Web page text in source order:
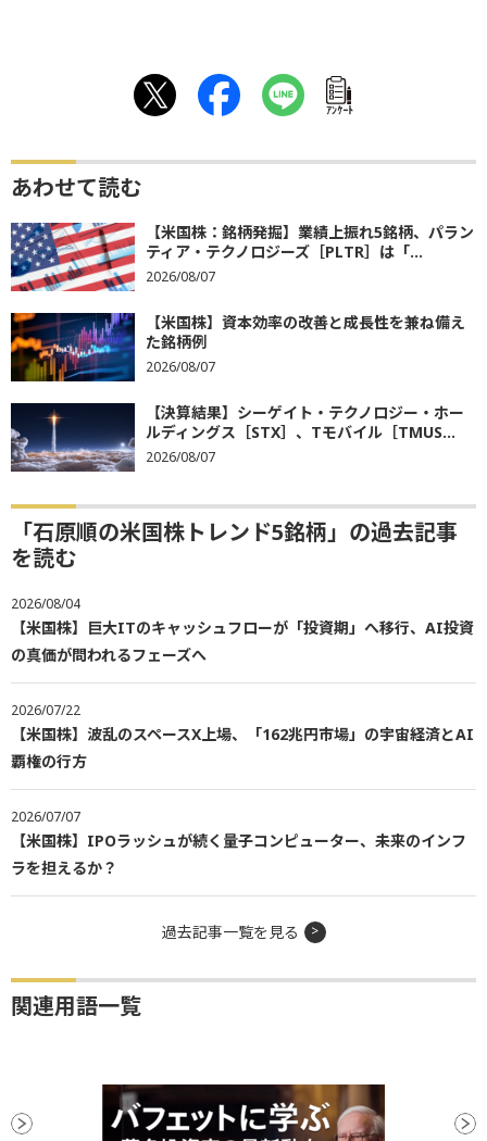
ｱﾝｹｰﾄ
あわせて読む
【米国株：銘柄発掘】業績上振れ5銘柄、パラン
ティア・テクノロジーズ［PLTR］は「...
2026/08/07
【米国株】資本効率の改善と成長性を兼ね備え
た銘柄例
2026/08/07
【決算結果】シーゲイト・テクノロジー・ホー
ルディングス［STX］、Tモバイル［TMUS...
2026/08/07
「石原順の米国株トレンド5銘柄」の過去記事
を読む
2026/08/04
【米国株】巨大ITのキャッシュフローが「投資期」へ移行、AI投資
の真価が問われるフェーズへ
2026/07/22
【米国株】波乱のスペースX上場、「162兆円市場」の宇宙経済とAI
覇権の行方
2026/07/07
【米国株】IPOラッシュが続く量子コンピューター、未来のインフ
ラを担えるか？
過去記事一覧を見る
関連用語一覧